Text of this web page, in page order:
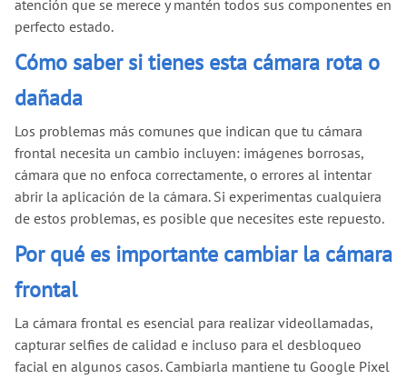
atención que se merece y mantén todos sus componentes en
perfecto estado.
Cómo saber si tienes esta cámara rota o
dañada
Los problemas más comunes que indican que tu cámara
frontal necesita un cambio incluyen: imágenes borrosas,
cámara que no enfoca correctamente, o errores al intentar
abrir la aplicación de la cámara. Si experimentas cualquiera
de estos problemas, es posible que necesites este repuesto.
Por qué es importante cambiar la cámara
frontal
La cámara frontal es esencial para realizar videollamadas,
capturar selfies de calidad e incluso para el desbloqueo
facial en algunos casos. Cambiarla mantiene tu Google Pixel